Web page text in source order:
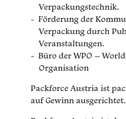
Verpackungstechnik.
Förderung der
Verpackung durch
Veranstaltungen.
Büro der WPO –
Organisation
Packforce Austria ist
auf Gewinn ausgerichtet.